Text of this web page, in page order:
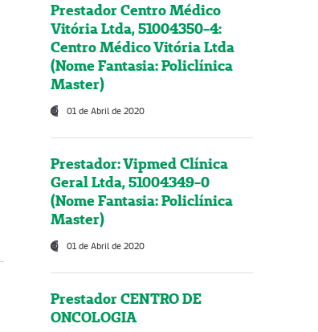
Prestador Centro Médico
Vitória Ltda, 51004350-4:
Centro Médico Vitória Ltda
(Nome Fantasia: Policlínica
Master)
01 de Abril de 2020
Prestador: Vipmed Clínica
Geral Ltda, 51004349-0
(Nome Fantasia: Policlínica
Master)
01 de Abril de 2020
Prestador CENTRO DE
ONCOLOGIA